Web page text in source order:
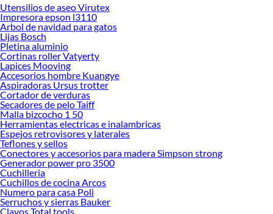
Desde remodelaciones hasta proyectos de decoración, estamos aquí para hacer
tus ideas realidad. ¡Visítanos y encuentra todo lo que tenemos para ofrecerte en
Plafones!
Explora la variedad de productos de Plafones en Sodimac
Herramientas, materiales y accesorios de calidad para tus proyectos y
renovación de espacios. ¡Visítanos y descubre todo lo que tenemos para
ofrecerte!
Encuentra una amplia variedad de productos de Plafones en Sodimac.
Encuentra todo lo necesario para tus proyectos de renovación y decoración.
¡Visítanos y haz tus ideas realidad!
Utensilios de aseo Virutex
Impresora epson l3110
Arbol de navidad para gatos
Lijas Bosch
Pletina aluminio
Cortinas roller Vatyerty
Lapices Mooving
Accesorios hombre Kuangye
Aspiradoras Ursus trotter
Cortador de verduras
Secadores de pelo Taiff
Malla bizcocho 1 50
Herramientas electricas e inalambricas
Espejos retrovisores y laterales
Teflones y sellos
Conectores y accesorios para madera Simpson strong
Generador power pro 3500
Cuchilleria
Cuchillos de cocina Arcos
Numero para casa Poli
Serruchos y sierras Bauker
Clavos Total tools